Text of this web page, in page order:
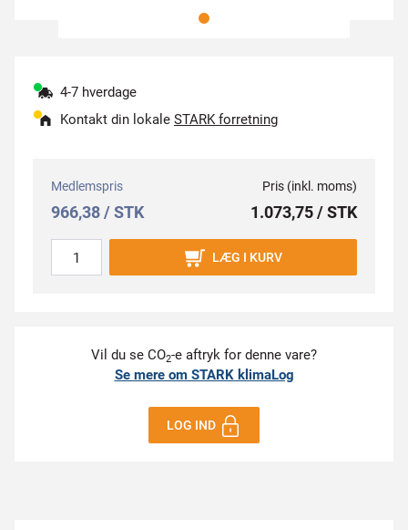
4-7 hverdage
Kontakt din lokale STARK forretning
Medlemspris
966,38 / STK
Pris (inkl. moms)
1.073,75 / STK
LÆG I KURV
Vil du se CO2-e aftryk for denne vare?
Se mere om STARK klimaLog
LOG IND